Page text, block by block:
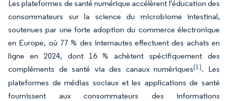
Les plateformes de santé numérique accélèrent l'éducation des
consommateurs sur la science du microbiome intestinal,
soutenues par une forte adoption du commerce électronique
en Europe, où 77 % des internautes effectuent des achats en
ligne en 2024, dont 16 % achètent spécifiquement des
compléments de santé via des canaux numériques[1]. Les
plateformes de médias sociaux et les applications de santé
fournissent aux consommateurs des informations